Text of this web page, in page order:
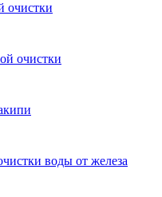
очистки
очистки
воды от железа